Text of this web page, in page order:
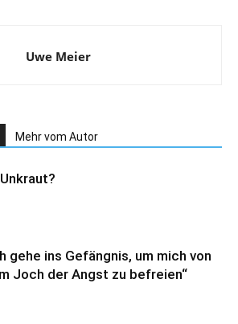
Uwe Meier
Mehr vom Autor
gehe ins Gefängnis, um mich von
Joch der Angst zu befreien“